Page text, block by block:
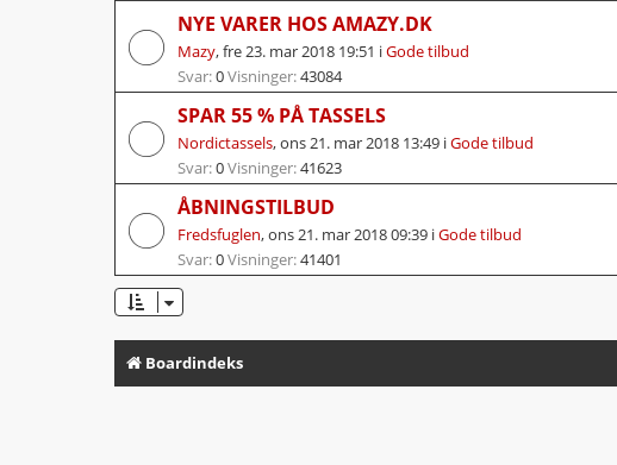
NYE VARER HOS AMAZY.DK
Mazy,fre 23. mar 2018 19:51 iGode tilbud
Svar:0Visninger:43084
SPAR 55 % PÅ TASSELS
Nordictassels,ons 21. mar 2018 13:49 iGode tilbud
Svar:0Visninger:41623
ÅBNINGSTILBUD
Fredsfuglen,ons 21. mar 2018 09:39 iGode tilbud
Svar:0Visninger:41401
Boardindeks